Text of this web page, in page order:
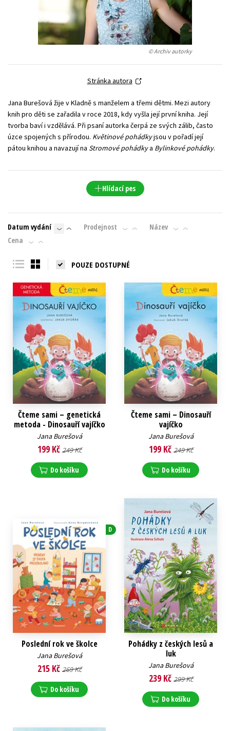
Zahraniční literatura Zdraví a životní styl
Všechny tituly
© Archiv autorky
Stránka autora
Jana Burešová žije v Kladně s manželem a třemi dětmi. Mezi autory
knih pro děti se zařadila v roce 2018, kdy vyšla její první kniha. Její
tvorba baví i vzdělává. Při psaní autorka čerpá ze svých zálib, často
úzce spojených s přírodou. Květinové pohádkyjsou v pořadí její
pátou knihou a navazují na Stromové pohádkya Bylinkové pohádky.
Hlídací pes
Datum vydání Prodejnost
Název
Cena
POUZE DOSTUPNÉ
Čteme sami – genetická
metoda - Dinosauří vajíčko
Jana Burešová
199 Kč 249 Kč
Do košíku
Čteme sami – Dinosauří
vajíčko
Jana Burešová
199 Kč 249 Kč
Do košíku
D
Poslední rok ve školce
Jana Burešová
215 Kč 269 Kč
Do košíku
Pohádky z českých lesů a
luk
Jana Burešová
239 Kč 299 Kč
Do košíku